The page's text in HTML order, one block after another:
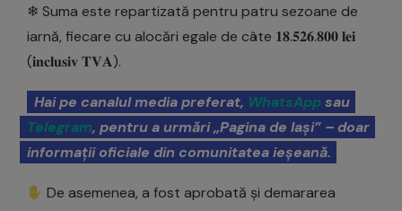
❄ Suma este repartizată pentru patru sezoane de
iarnă, fiecare cu alocări egale de câte 𝟏𝟖.𝟓𝟐𝟔.𝟖𝟎𝟎 𝐥𝐞𝐢
(𝐢𝐧𝐜𝐥𝐮𝐬𝐢𝐯 𝐓𝐕𝐀).
Hai pe canalul media preferat, WhatsAppsau
Telegram, pentru a urmări „Pagina de Iași” – doar
informații oficiale din comunitatea ieșeană.
De asemenea, a fost aprobată și demararea